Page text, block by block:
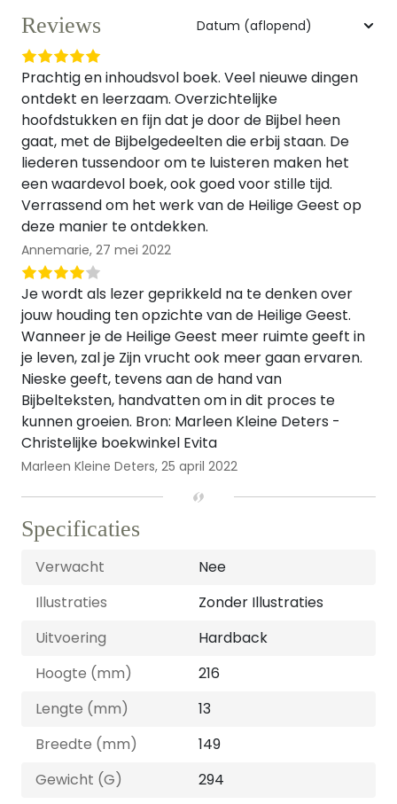
Reviews
Prachtig en inhoudsvol boek. Veel nieuwe dingen
ontdekt en leerzaam. Overzichtelijke
hoofdstukken en fijn dat je door de Bijbel heen
gaat, met de Bijbelgedeelten die erbij staan. De
liederen tussendoor om te luisteren maken het
een waardevol boek, ook goed voor stille tijd.
Verrassend om het werk van de Heilige Geest op
deze manier te ontdekken.
Annemarie, 27 mei 2022
Je wordt als lezer geprikkeld na te denken over
jouw houding ten opzichte van de Heilige Geest.
Wanneer je de Heilige Geest meer ruimte geeft in
je leven, zal je Zijn vrucht ook meer gaan ervaren.
Nieske geeft, tevens aan de hand van
Bijbelteksten, handvatten om in dit proces te
kunnen groeien. Bron: Marleen Kleine Deters -
Christelijke boekwinkel Evita
Marleen Kleine Deters, 25 april 2022
Specificaties
Verwacht
Nee
Illustraties
Zonder Illustraties
Uitvoering
Hardback
Hoogte (mm)
216
Lengte (mm)
13
Breedte (mm)
149
Gewicht (G)
294